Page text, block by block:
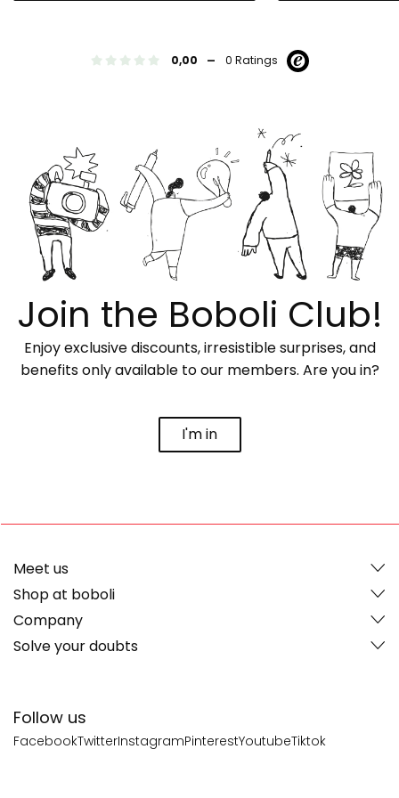
0,00 - 0 Ratings
Join the Boboli Club!
Enjoy exclusive discounts, irresistible surprises, and
benefits only available to our members. Are you in?
I'm in
Follow us
FacebookTwitterInstagramPinterestYoutubeTiktok
Meet us
Shop at boboli
Company
Solve your doubts